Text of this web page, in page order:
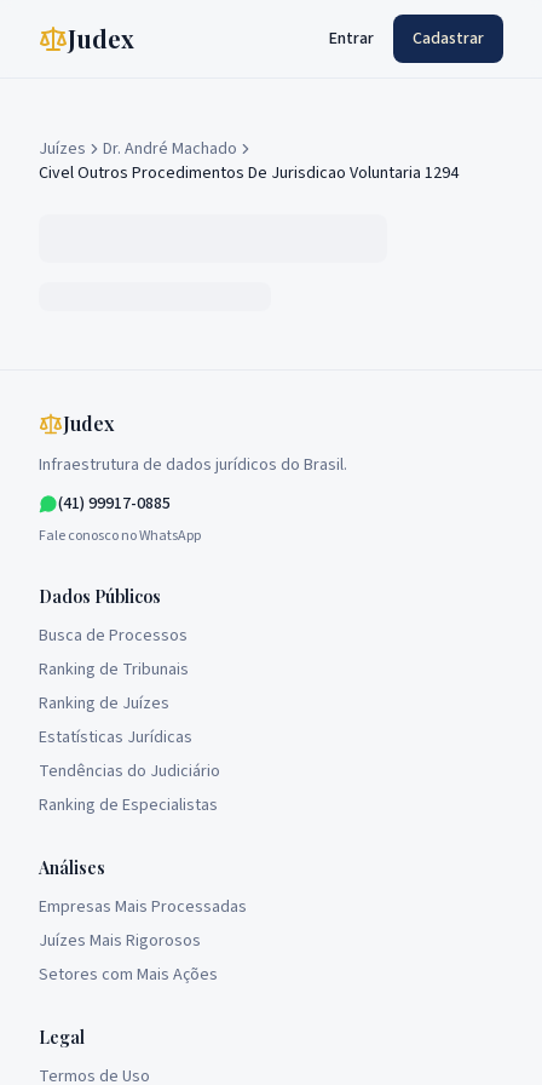
Judex Entrar Cadastrar
Juízes
Dr. André Machado
Civel Outros Procedimentos De Jurisdicao Voluntaria 1294
Judex
Infraestrutura de dados jurídicos do Brasil.
(41) 99917-0885
Fale conosco no WhatsApp
Dados Públicos
Busca de Processos
Ranking de Tribunais
Ranking de Juízes
Estatísticas Jurídicas
Tendências do Judiciário
Ranking de Especialistas
Análises
Empresas Mais Processadas
Juízes Mais Rigorosos
Setores com Mais Ações
Legal
Termos de Uso